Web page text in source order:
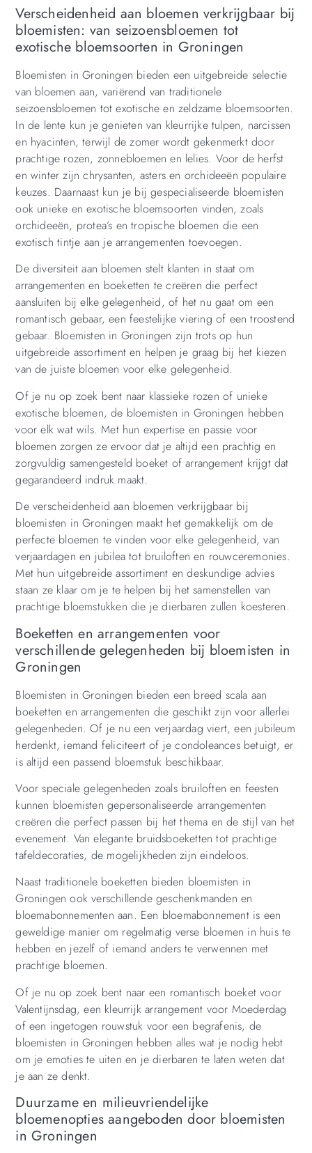
Verscheidenheid aan bloemen verkrijgbaar bij
bloemisten: van seizoensbloemen tot
exotische bloemsoorten in Groningen
Bloemisten in Groningen bieden een uitgebreide selectie
van bloemen aan, variërend van traditionele
seizoensbloemen tot exotische en zeldzame bloemsoorten.
In de lente kun je genieten van kleurrijke tulpen, narcissen
en hyacinten, terwijl de zomer wordt gekenmerkt door
prachtige rozen, zonnebloemen en lelies. Voor de herfst
en winter zijn chrysanten, asters en orchideeën populaire
keuzes. Daarnaast kun je bij gespecialiseerde bloemisten
ook unieke en exotische bloemsoorten vinden, zoals
orchideeën, protea’s en tropische bloemen die een
exotisch tintje aan je arrangementen toevoegen.
De diversiteit aan bloemen stelt klanten in staat om
arrangementen en boeketten te creëren die perfect
aansluiten bij elke gelegenheid, of het nu gaat om een
romantisch gebaar, een feestelijke viering of een troostend
gebaar. Bloemisten in Groningen zijn trots op hun
uitgebreide assortiment en helpen je graag bij het kiezen
van de juiste bloemen voor elke gelegenheid.
Of je nu op zoek bent naar klassieke rozen of unieke
exotische bloemen, de bloemisten in Groningen hebben
voor elk wat wils. Met hun expertise en passie voor
bloemen zorgen ze ervoor dat je altijd een prachtig en
zorgvuldig samengesteld boeket of arrangement krijgt dat
gegarandeerd indruk maakt.
De verscheidenheid aan bloemen verkrijgbaar bij
bloemisten in Groningen maakt het gemakkelijk om de
perfecte bloemen te vinden voor elke gelegenheid, van
verjaardagen en jubilea tot bruiloften en rouwceremonies.
Met hun uitgebreide assortiment en deskundige advies
staan ze klaar om je te helpen bij het samenstellen van
prachtige bloemstukken die je dierbaren zullen koesteren.
Boeketten en arrangementen voor
verschillende gelegenheden bij bloemisten in
Groningen
Bloemisten in Groningen bieden een breed scala aan
boeketten en arrangementen die geschikt zijn voor allerlei
gelegenheden. Of je nu een verjaardag viert, een jubileum
herdenkt, iemand feliciteert of je condoleances betuigt, er
is altijd een passend bloemstuk beschikbaar.
Voor speciale gelegenheden zoals bruiloften en feesten
kunnen bloemisten gepersonaliseerde arrangementen
creëren die perfect passen bij het thema en de stijl van het
evenement. Van elegante bruidsboeketten tot prachtige
tafeldecoraties, de mogelijkheden zijn eindeloos.
Naast traditionele boeketten bieden bloemisten in
Groningen ook verschillende geschenkmanden en
bloemabonnementen aan. Een bloemabonnement is een
geweldige manier om regelmatig verse bloemen in huis te
hebben en jezelf of iemand anders te verwennen met
prachtige bloemen.
Of je nu op zoek bent naar een romantisch boeket voor
Valentijnsdag, een kleurrijk arrangement voor Moederdag
of een ingetogen rouwstuk voor een begrafenis, de
bloemisten in Groningen hebben alles wat je nodig hebt
om je emoties te uiten en je dierbaren te laten weten dat
je aan ze denkt.
Duurzame en milieuvriendelijke
bloemenopties aangeboden door bloemisten
in Groningen